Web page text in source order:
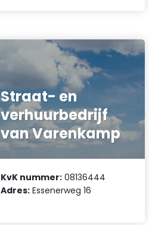
Straat- en
verhuurbedrijf
van Varenkamp
KvK nummer: 08136444
Adres: Essenerweg 16